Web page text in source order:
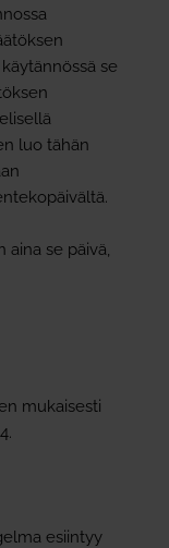
se
luo tähän
aina se päivä,
mukaisesti
esiintyy